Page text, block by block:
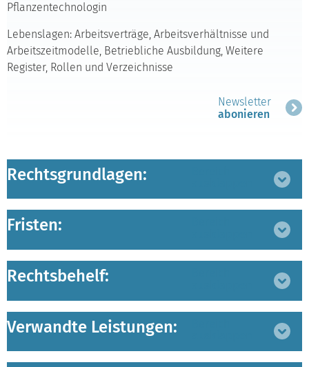
Pflanzentechnologin
Lebenslagen: Arbeitsverträge, Arbeitsverhältnisse und
Arbeitszeitmodelle, Betriebliche Ausbildung, Weitere
Register, Rollen und Verzeichnisse
Newsletter
abonieren
Rechtsgrundlagen:
Fristen:
Rechtsbehelf:
Verwandte Leistungen: